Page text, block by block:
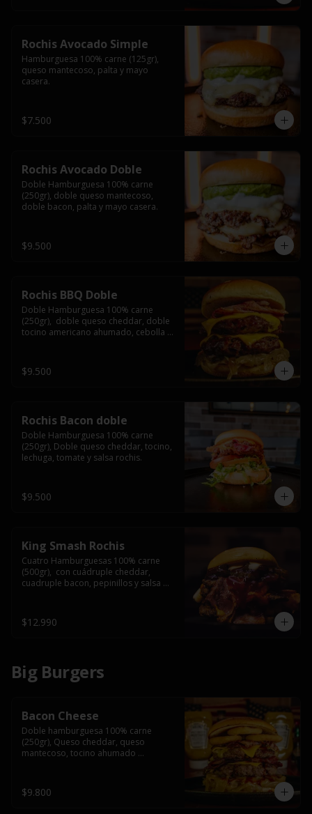
Rochis Avocado Simple
Hamburguesa 100% carne (125gr),
queso mantecoso, palta y mayo
casera.
$7.500
Rochis Avocado Doble
Doble Hamburguesa 100% carne
(250gr), doble queso mantecoso,
doble bacon, palta y mayo casera.
$9.500
Rochis BBQ Doble
Doble Hamburguesa 100% carne
(250gr),  doble queso cheddar, doble
tocino americano ahumado, cebolla
$9.500
Rochis Bacon doble
Doble Hamburguesa 100% carne
(250gr), Doble queso cheddar, tocino,
lechuga, tomate y salsa rochis.
$9.500
King Smash Rochis
Cuatro Hamburguesas 100% carne
(500gr),  con cuádruple cheddar,
cuadruple bacon, pepinillos y salsa
$12.990
Big Burgers
Bacon Cheese
Doble hamburguesa 100% carne
(250gr), Queso cheddar, queso
mantecoso, tocino ahumado
brioche y acompañado de papas
fritas.
$9.800